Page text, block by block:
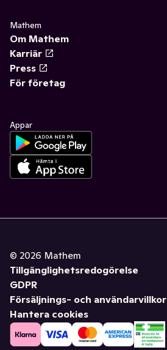
Mathem
Om Mathem
Karriär
Press
För företag
Appar
© 2026 Mathem
Tillgänglighetsredogörelse
GDPR
Försäljnings- och användarvillkor
Hantera cookies